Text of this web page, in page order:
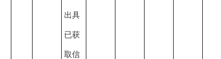
出具
已获
取信